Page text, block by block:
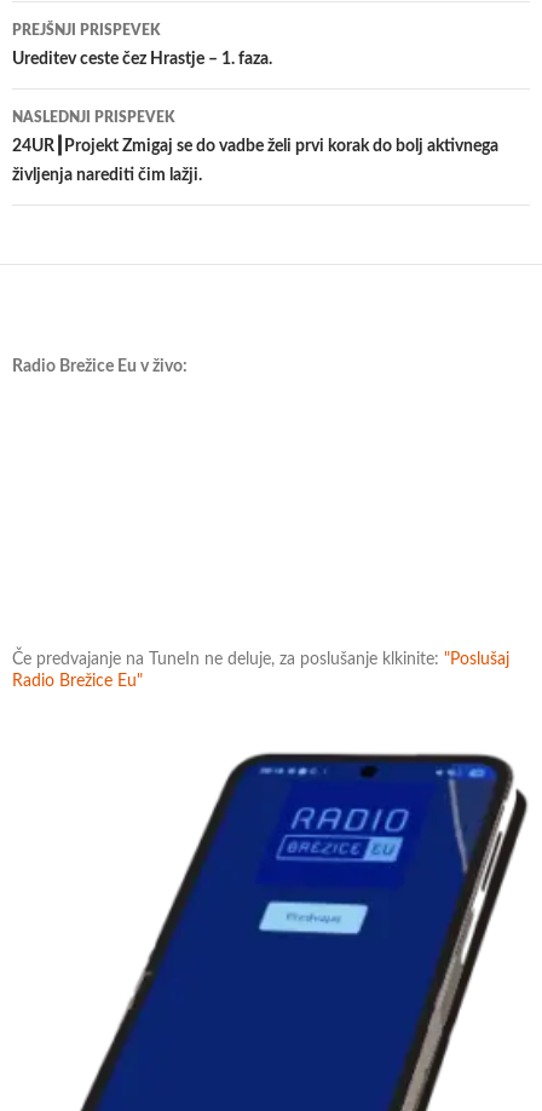
Krmarjenje
po
prispevkih
PREJŠNJI PRISPEVEK
Ureditev ceste čez Hrastje – 1. faza.
NASLEDNJI PRISPEVEK
24UR┃Projekt Zmigaj se do vadbe želi prvi korak do bolj aktivnega
življenja narediti čim lažji.
Radio Brežice Eu v živo:
Če predvajanje na TuneIn ne deluje, za poslušanje klkinite: "Poslušaj
Radio Brežice Eu"